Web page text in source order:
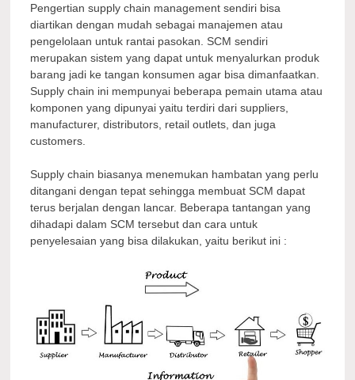
Pengertian supply chain management sendiri bisa
diartikan dengan mudah sebagai manajemen atau
pengelolaan untuk rantai pasokan. SCM sendiri
merupakan sistem yang dapat untuk menyalurkan produk
barang jadi ke tangan konsumen agar bisa dimanfaatkan.
Supply chain ini mempunyai beberapa pemain utama atau
komponen yang dipunyai yaitu terdiri dari suppliers,
manufacturer, distributors, retail outlets, dan juga
customers.
Supply chain biasanya menemukan hambatan yang perlu
ditangani dengan tepat sehingga membuat SCM dapat
terus berjalan dengan lancar. Beberapa tantangan yang
dihadapi dalam SCM tersebut dan cara untuk
penyelesaian yang bisa dilakukan, yaitu berikut ini :